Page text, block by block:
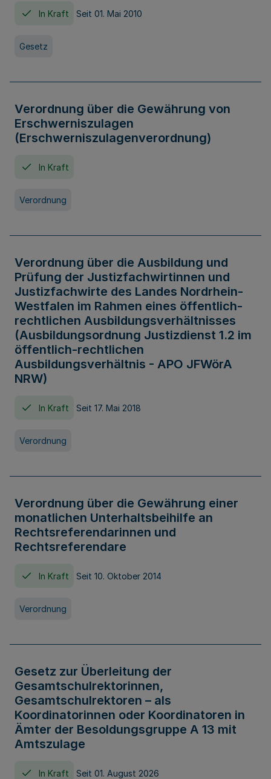
In Kraft Seit 01. Mai 2010
Gesetz
Verordnung über die Gewährung von
Erschwerniszulagen
(Erschwerniszulagenverordnung)
In Kraft
Verordnung
Verordnung über die Ausbildung und
Prüfung der Justizfachwirtinnen und
Justizfachwirte des Landes Nordrhein-
Westfalen im Rahmen eines öffentlich-
rechtlichen Ausbildungsverhältnisses
(Ausbildungsordnung Justizdienst 1.2 im
öffentlich-rechtlichen
Ausbildungsverhältnis - APO JFWörA
NRW)
In Kraft Seit 17. Mai 2018
Verordnung
Verordnung über die Gewährung einer
monatlichen Unterhaltsbeihilfe an
Rechtsreferendarinnen und
Rechtsreferendare
In Kraft Seit 10. Oktober 2014
Verordnung
Gesetz zur Überleitung der
Gesamtschulrektorinnen,
Gesamtschulrektoren – als
Koordinatorinnen oder Koordinatoren in
Ämter der Besoldungsgruppe A 13 mit
Amtszulage
In Kraft Seit 01. August 2026